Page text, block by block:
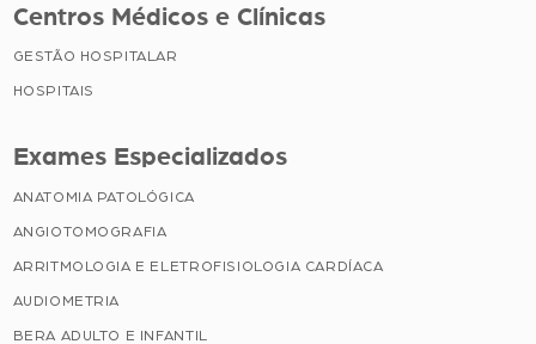
Centros Médicos e Clínicas
GESTÃO HOSPITALAR
HOSPITAIS
Exames Especializados
ANATOMIA PATOLÓGICA
ANGIOTOMOGRAFIA
ARRITMOLOGIA E ELETROFISIOLOGIA CARDÍACA
AUDIOMETRIA
BERA ADULTO E INFANTIL